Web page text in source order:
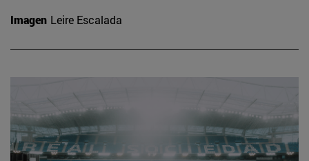
Imagen Leire Escalada